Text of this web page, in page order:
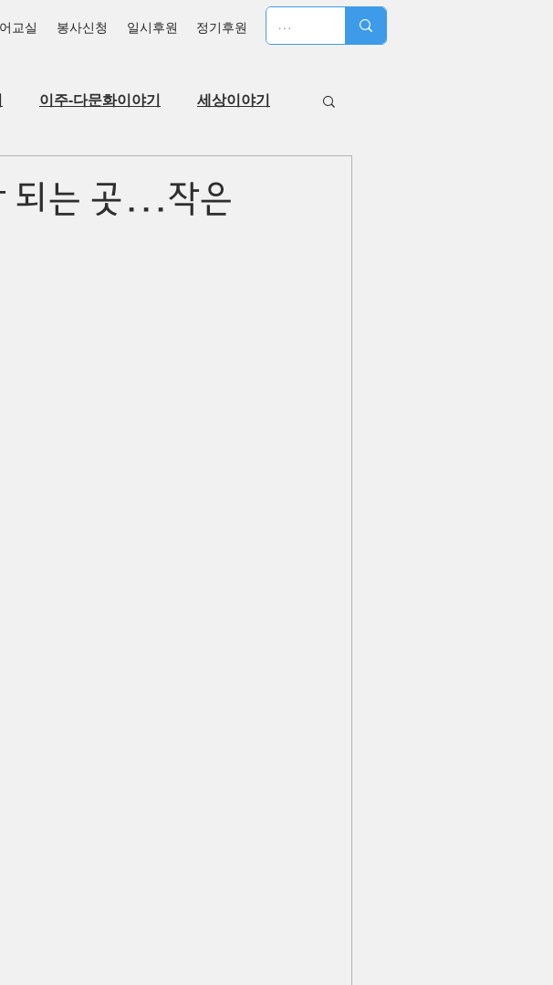
교실 봉사신청 일시후원 정기후원
이주-다문화이야기 세상이야기
되는 곳...작은